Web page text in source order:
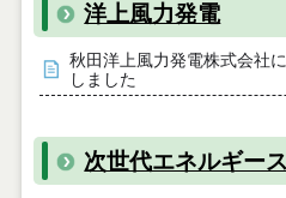
洋上風力発電
秋田洋上風力発電株式会社
しました
次世代エネルギー